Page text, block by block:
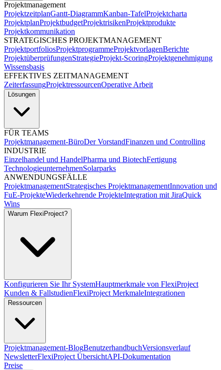
Projektmanagement
ProjektzeitplanGantt-DiagrammKanban-TafelProjektcharta
ProjektplanProjektbudgetProjektrisikenProjektprodukte
Projektkommunikation
STRATEGISCHES PROJEKTMANAGEMENT
ProjektportfoliosProjektprogrammeProjektvorlagenBerichte
ProjektüberprüfungenStrategieProjekt-ScoringProjektgenehmigung
Wissensbasis
EFFEKTIVES ZEITMANAGEMENT
ZeiterfassungProjektressourcenOperative Arbeit
Lösungen
FÜR TEAMS
Projektmanagement-BüroDer VorstandFinanzen und Controlling
INDUSTRIE
Einzelhandel und HandelPharma und BiotechFertigung
TechnologieunternehmenSolarparks
ANWENDUNGSFÄLLE
ProjektmanagementStrategisches ProjektmanagementInnovation und
FuE-ProjekteWiederkehrende ProjekteIntegration mit JiraQuick
Wins
Warum FlexiProject?
Konfigurieren Sie Ihr SystemHauptmerkmale von FlexiProject
Kunden & FallstudienFlexiProject MerkmaleIntegrationen
Ressourcen
Projektmanagement-BlogBenutzerhandbuchVersionsverlauf
NewsletterFlexiProject ÜbersichtAPI-Dokumentation
Preise